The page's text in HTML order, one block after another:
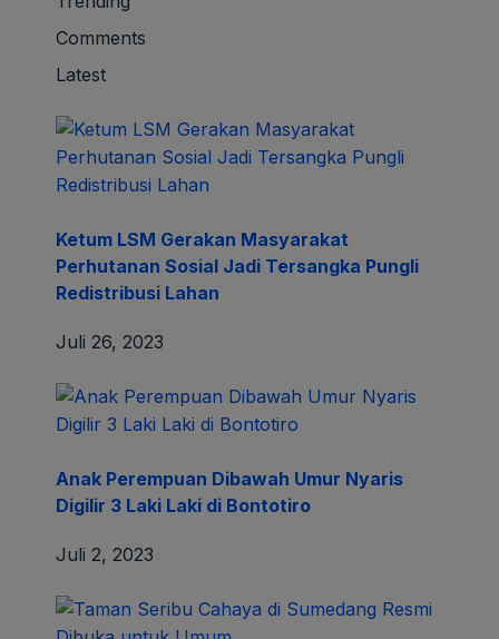
Comments
Latest
Ketum LSM Gerakan Masyarakat
Perhutanan Sosial Jadi Tersangka Pungli
Redistribusi Lahan
Juli 26, 2023
Anak Perempuan Dibawah Umur Nyaris
Digilir 3 Laki Laki di Bontotiro
Juli 2, 2023